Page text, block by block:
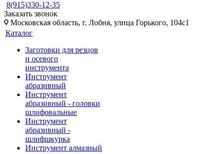
8(915)330-12-35
Заказать звонок
Московская область, г. Лобня, улица Горького, 104с1
Каталог
Заготовки для резцов
и осевого
инструмента
Инструмент
абразивный
Инструмент
абразивный - головки
шлифовальные
Инструмент
абразивный -
шлифшкурка
Инструмент алмазный